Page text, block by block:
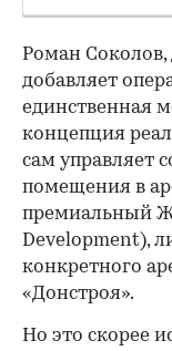
Роман
добавляет
единственная
концепция
сам управляет
помещения в
премиальный
Development),
конкретного
«Донстроя».
Но это скорее